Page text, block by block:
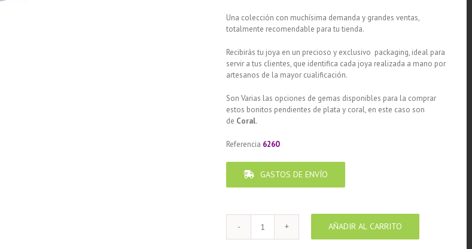
Una colección con muchísima demanda y grandes ventas,
totalmente recomendable para tu tienda.
Recibirás tu joya en un precioso y exclusivo packaging, ideal para
servir a tus clientes, que identifica cada joya realizada a mano por
artesanos de la mayor cualificación.
Son Varias las opciones de gemas disponibles para la comprar
estos bonitos pendientes de plata y coral, en este caso son
de Coral.
Referencia 6260
GASTOS DE ENVÍO
Colgante
de
AÑADIR AL CARRITO